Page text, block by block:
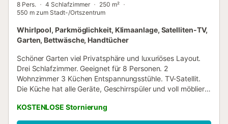
8 Pers. 4 Schlafzimmer
250 m²
550 m zum Stadt-/Ortszentrum
Whirlpool, Parkmöglichkeit, Klimaanlage, Satelliten-TV,
Garten, Bettwäsche, Handtücher
Schöner Garten viel Privatsphäre und luxuriöses Layout.
Drei Schlafzimmer. Geeignet für 8 Personen. 2
Wohnzimmer 3 Küchen Entspannungsstühle. TV-Satellit.
Die Küche hat alle Geräte, Geschirrspüler und voll möbliert
Massagedusche und Badewanne. Whirlpool. Es gibt einen
Kühlschrank und B B Q, auch Außenduschen und einen
KOSTENLOSE Stornierung